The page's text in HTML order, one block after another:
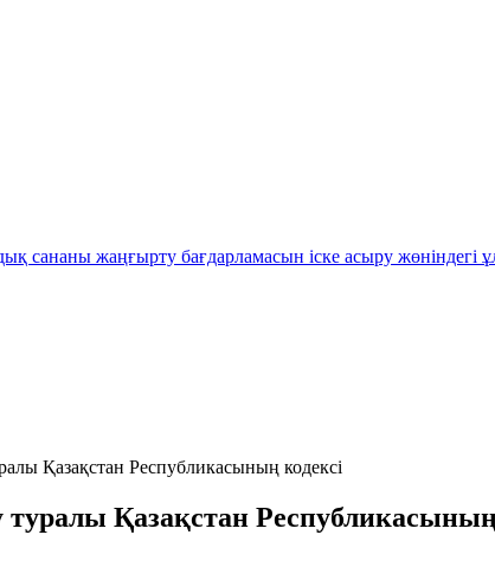
сананы жаңғырту бағдарламасын іске асыру жөніндегі
Қазақстан Республикасының кодексі
Қазақстан Республикасының